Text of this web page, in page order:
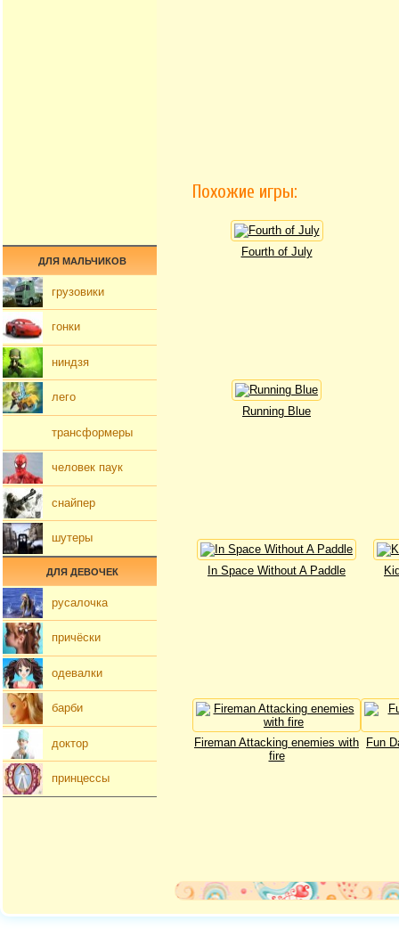
Похожие игры:
Fourth of July
Running Blue
In Space Without A Paddle
Fireman Attacking enemies with
fire
Fun
ДЛЯ МАЛЬЧИКОВ
грузовики
гонки
ниндзя
лего
трансформеры
человек паук
снайпер
шутеры
ДЛЯ ДЕВОЧЕК
русалочка
причёски
одевалки
барби
доктор
принцессы